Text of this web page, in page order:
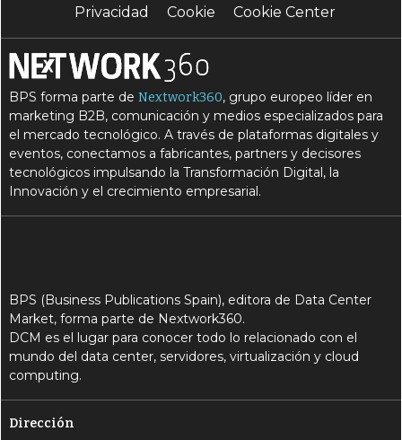
Privacidad
Cookie Cookie Center
BPS forma parte deNextwork360, grupo europeo líder en
marketing B2B, comunicación y medios especializados para
el mercado tecnológico. A través de plataformas digitales y
eventos, conectamos a fabricantes, partners y decisores
tecnológicos impulsando la Transformación Digital, la
Innovación y el crecimiento empresarial.
BPS (Business Publications Spain), editora de Data Center
Market, forma parte de Nextwork360.
DCM es el lugar para conocer todo lo relacionado con el
mundo del data center, servidores, virtualización y cloud
computing.
Dirección